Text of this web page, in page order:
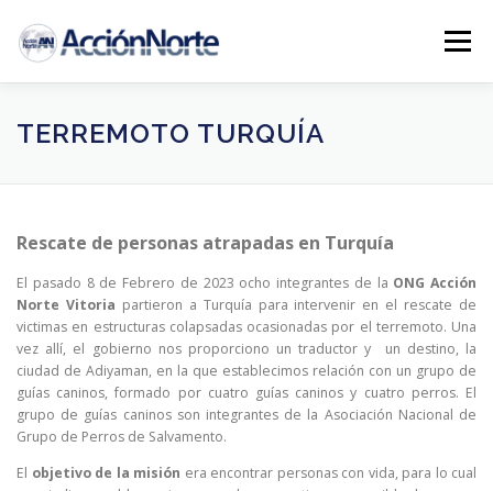
contenido
Menú
INICIO PROYECTOS NOTICIAS AN
TERREMOTO TURQUÍA
Rescate de personas atrapadas en Turquía
El pasado 8 de Febrero de 2023 ocho integrantes de la ONG Acción
Norte Vitoria partieron a Turquía para intervenir en el rescate de
victimas en estructuras colapsadas ocasionadas por el terremoto. Una
vez allí, el gobierno nos proporciono un traductor y un destino, la
ciudad de Adiyaman, en la que establecimos relación con un grupo de
guías caninos, formado por cuatro guías caninos y cuatro perros. El
grupo de guías caninos son integrantes de la Asociación Nacional de
Grupo de Perros de Salvamento.
El objetivo de la misión era encontrar personas con vida, para lo cual